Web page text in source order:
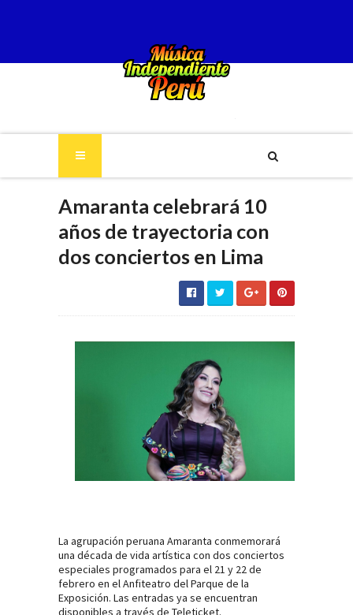
Amaranta celebrará 10
años de trayectoria con
dos conciertos en Lima
La agrupación peruana Amaranta conmemorará
una década de vida artística con dos conciertos
especiales programados para el 21 y 22 de
febrero en el Anfiteatro del Parque de la
Exposición. Las entradas ya se encuentran
disponibles a través de Teleticket.